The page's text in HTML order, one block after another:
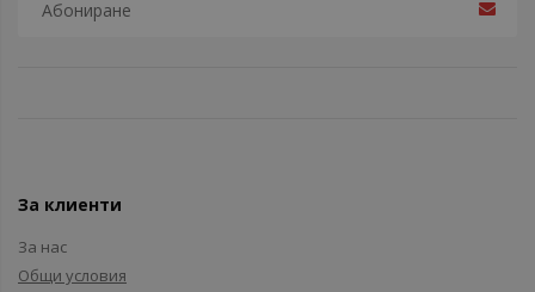
За клиенти
За нас
Общи условия